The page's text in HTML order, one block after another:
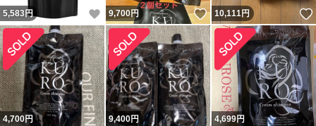
5,583円 いいね！
9,700円 いいね！
10,111円
4,700円 9,400円 4,699円